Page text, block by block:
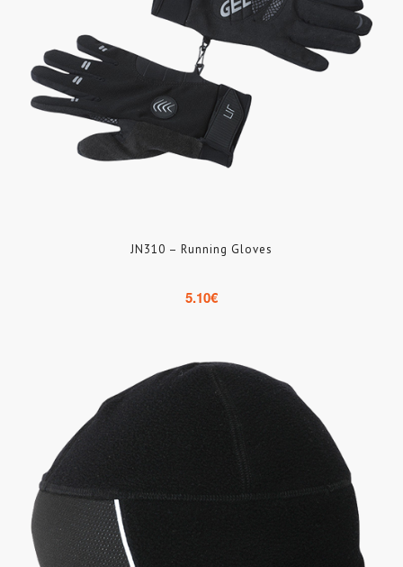
JN310 – Running Gloves
5.10€